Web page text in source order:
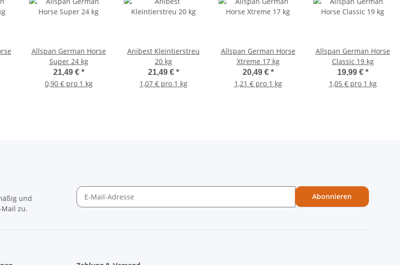
Allspan German Horse
Super 24 kg
21,49 € *
0,90 € pro 1 kg
Anibest Kleintierstreu
20 kg
21,49 € *
1,07 € pro 1 kg
Allspan German Horse
Xtreme 17 kg
20,49 € *
1,21 € pro 1 kg
Allspan German Horse
Classic 19 kg
19,99 € *
1,05 € pro 1 kg
und
zu.
Abonnieren